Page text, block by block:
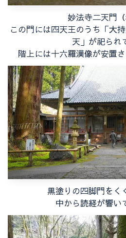
妙法寺二天門（
この門には四天王のうち「大
天」が祀られ
階上には十六羅漢像が安置
黒塗りの四脚門をく
中から読経が響い